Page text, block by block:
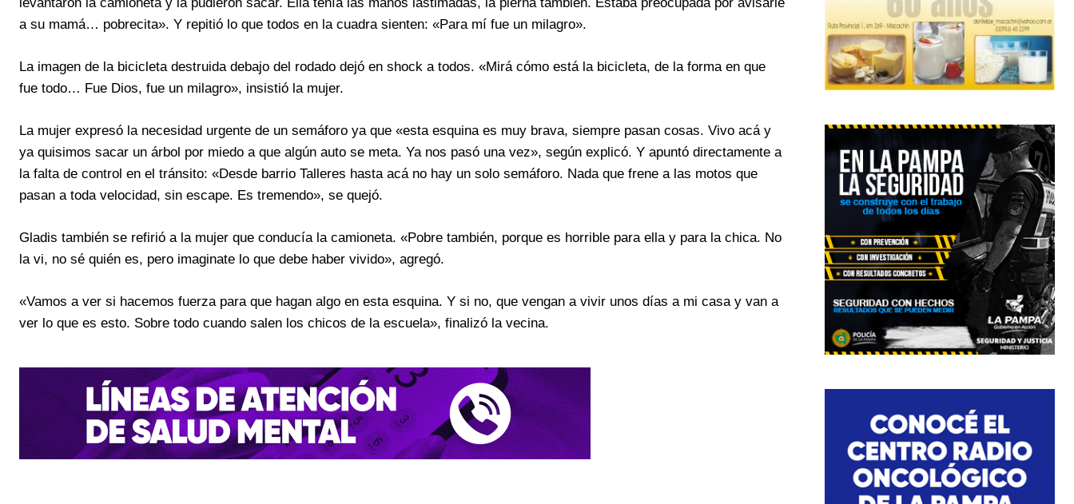
levantaron la camioneta y la pudieron sacar. Ella tenía las manos lastimadas, la pierna también. Estaba preocupada por avisarle
a su mamá… pobrecita». Y repitió lo que todos en la cuadra sienten: «Para mí fue un milagro».
La imagen de la bicicleta destruida debajo del rodado dejó en shock a todos. «Mirá cómo está la bicicleta, de la forma en que
fue todo… Fue Dios, fue un milagro», insistió la mujer.
La mujer expresó la necesidad urgente de un semáforo ya que «esta esquina es muy brava, siempre pasan cosas. Vivo acá y
ya quisimos sacar un árbol por miedo a que algún auto se meta. Ya nos pasó una vez», según explicó. Y apuntó directamente a
la falta de control en el tránsito: «Desde barrio Talleres hasta acá no hay un solo semáforo. Nada que frene a las motos que
pasan a toda velocidad, sin escape. Es tremendo», se quejó.
Gladis también se refirió a la mujer que conducía la camioneta. «Pobre también, porque es horrible para ella y para la chica. No
la vi, no sé quién es, pero imaginate lo que debe haber vivido», agregó.
«Vamos a ver si hacemos fuerza para que hagan algo en esta esquina. Y si no, que vengan a vivir unos días a mi casa y van a
ver lo que es esto. Sobre todo cuando salen los chicos de la escuela», finalizó la vecina.